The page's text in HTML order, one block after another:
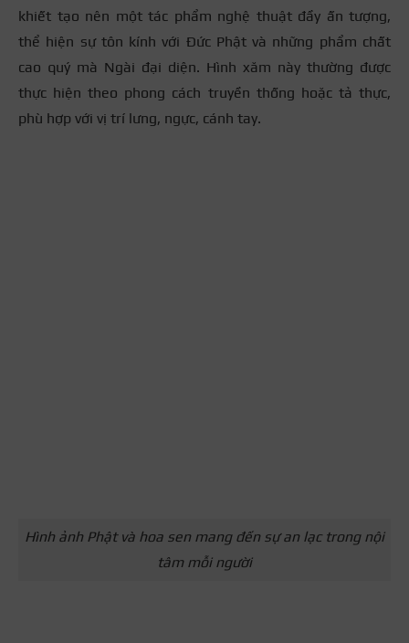
khiết tạo nên một tác phẩm nghệ thuật đầy ấn tượng,
thể hiện sự tôn kính với Đức Phật và những phẩm chất
cao quý mà Ngài đại diện. Hình xăm này thường được
thực hiện theo phong cách truyền thống hoặc tả thực,
phù hợp với vị trí lưng, ngực, cánh tay.
Hình ảnh Phật và hoa sen mang đến sự an lạc trong nội
tâm mỗi người